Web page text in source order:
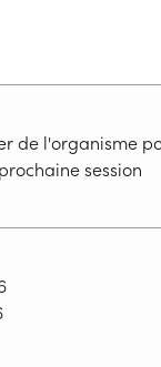
de l'organisme
session
: